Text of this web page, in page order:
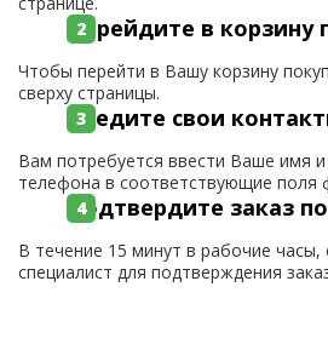
Перейдите в корзину
Чтобы перейти в Вашу корзину
сверху страницы.
Введите свои
Вам потребуется ввести Ваше имя
телефона в соответствующие поля
Подтвердите заказ
В течение 15 минут в рабочие
специалист для подтверждения